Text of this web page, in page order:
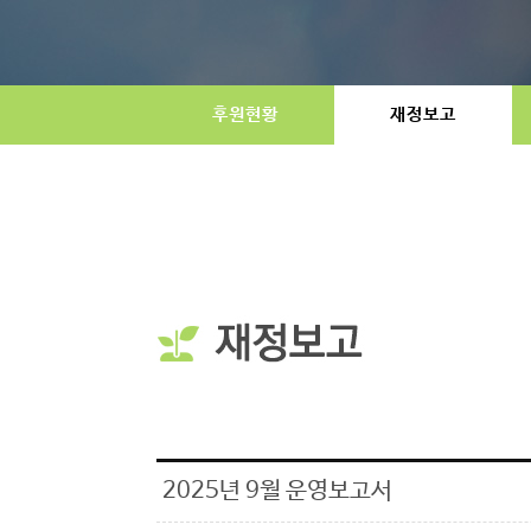
후원현황 재정보고
2025년 9월 운영보고서